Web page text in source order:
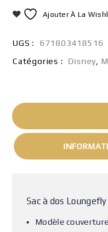
Ajouter À La
UGS :
671803418516
Catégories :
Disney
Sac à dos
Modèle